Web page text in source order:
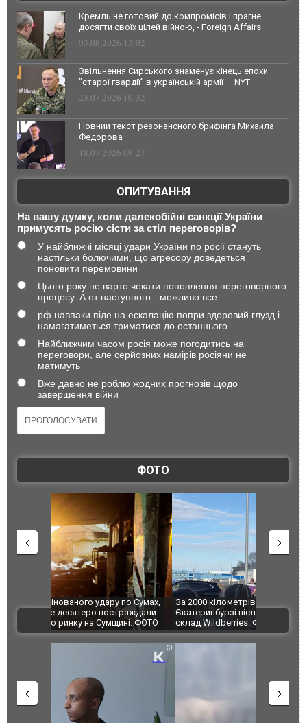
Кремль не готовий до компромісів і прагне
досягти своїх цілей війною, - Foreign Affairs
03.08.2026 13:02
Звільнення Сирського знаменує кінець епохи
"старої гвардії" в українській армії — NYT
23.07.2026 10:32
Повний текст резонансного брифінга Михайла
Федорова
18.07.2026 09:27
ОПИТУВАННЯ
На вашу думку, коли далекобійні санкції України
примусять росію сісти за стіл переговорів?
У найближчі місяці удари України по росії стануть
настільки болючими, що агресору доведеться
поновити перемовини
Цього року не варто чекати поновлення переговорного
процесу. А от наступного - можливо все
рф навпаки піде на ескалацію попри здоровий глузд і
намагатиметься триматися до останнього
Найближчим часом росія може погодитись на
переговори, але серйозних намірів росіяни не
матимуть
Вже давно не роблю жодних прогнозів щодо
завершення війни
ФОТО
За 2000 кілометрів від кордону з Україною: в
Єкатеринбурзі після атаки дронів загорівся
склад Wildberries. ФОТО. ВІДЕО
"Мої
ВІДЕО